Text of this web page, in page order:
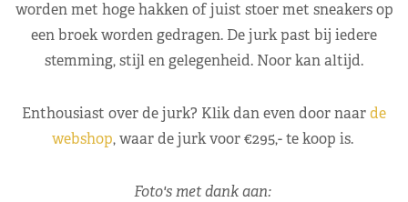
worden met hoge hakken of juist stoer met sneakers op
een broek worden gedragen. De jurk past bij iedere
stemming, stijl en gelegenheid. Noor kan altijd.
Enthousiast over de jurk? Klik dan even door naarde
webshop, waar de jurk voor €295,- te koop is.
Foto's met dank aan: